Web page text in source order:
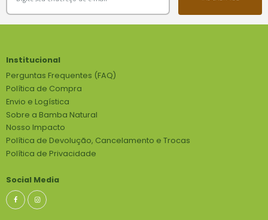
Institucional
Perguntas Frequentes (FAQ)
Política de Compra
Envio e Logística
Sobre a Bamba Natural
Nosso Impacto
Política de Devolução, Cancelamento e Trocas
Política de Privacidade
Social Media